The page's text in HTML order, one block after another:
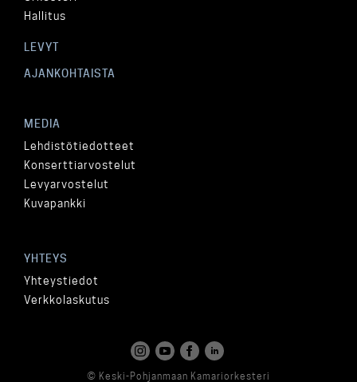
Hallitus
LEVYT
AJANKOHTAISTA
MEDIA
Lehdistötiedotteet
Konserttiarvostelut
Levyarvostelut
Kuvapankki
YHTEYS
Yhteystiedot
Verkkolaskutus
© Keski-Pohjanmaan Kamariorkesteri